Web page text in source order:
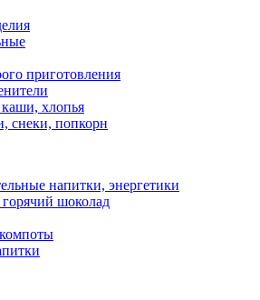
приготовления
хлопья
снеки, попкорн
напитки, энергетики
шоколад